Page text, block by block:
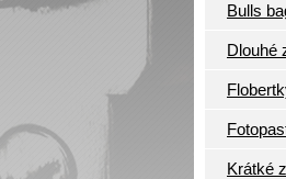
Bulls
Dlouhé
Krátké